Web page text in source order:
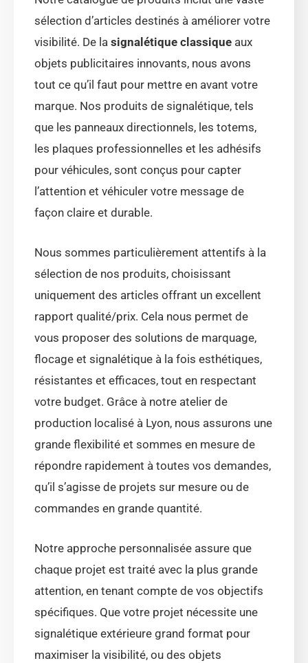
sélection d’articles destinés à améliorer votre
visibilité. De la signalétique classique aux
objets publicitaires innovants, nous avons
tout ce qu’il faut pour mettre en avant votre
marque. Nos produits de signalétique, tels
que les panneaux directionnels, les totems,
les plaques professionnelles et les adhésifs
pour véhicules, sont conçus pour capter
l’attention et véhiculer votre message de
façon claire et durable.
Nous sommes particulièrement attentifs à la
sélection de nos produits, choisissant
uniquement des articles offrant un excellent
rapport qualité/prix. Cela nous permet de
vous proposer des solutions de marquage,
flocage et signalétique à la fois esthétiques,
résistantes et efficaces, tout en respectant
votre budget. Grâce à notre atelier de
production localisé à Lyon, nous assurons une
grande flexibilité et sommes en mesure de
répondre rapidement à toutes vos demandes,
qu’il s’agisse de projets sur mesure ou de
commandes en grande quantité.
Notre approche personnalisée assure que
chaque projet est traité avec la plus grande
attention, en tenant compte de vos objectifs
spécifiques. Que votre projet nécessite une
signalétique extérieure grand format pour
maximiser la visibilité, ou des objets